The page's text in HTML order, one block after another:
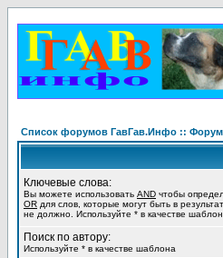
Список форумов ГавГав.Инфо :: Форум
Ключевые слова:
Вы можете использовать AND чтобы
OR для слов, которые могут быть в
не должно. Используйте * в качестве
Поиск по автору:
Используйте * в качестве шаблона